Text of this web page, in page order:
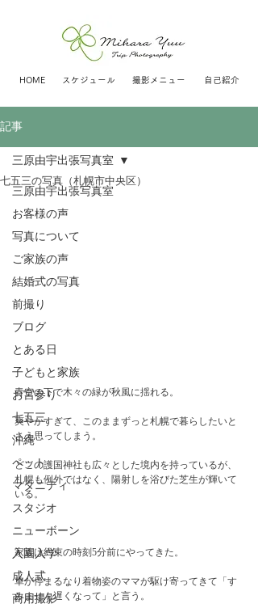
HOME スケジュール 撮影メニュー 自己紹介
記事
三原由宇出張写真室
お客様の声
写真について
ご家族の声
結婚式の写真
前撮り
ブログ
とある日
子どもと家族
お宮参り
七五三
沖縄
ペット
マタニティ
スタジオ
ニューボーン
入園入学
成人式
商用撮影
三原由宇出張写真室
七五三の写真（札幌市中央区）
青空の下で木々の緑が秋風に揺れる。
爽やかすぎて、このままずっと札幌で暮らしたいと
さえ思ってしまう。
どこの護国神社も広々とした境内を持っているが、
札幌も例外ではなく、陽射しを浴びた芝生が輝いて
いる。
家族は約束の時刻5分前にやってきた。
車が停まるなり着物姿のママが駆け寄ってきて「す
みません遅くなって」と言う。